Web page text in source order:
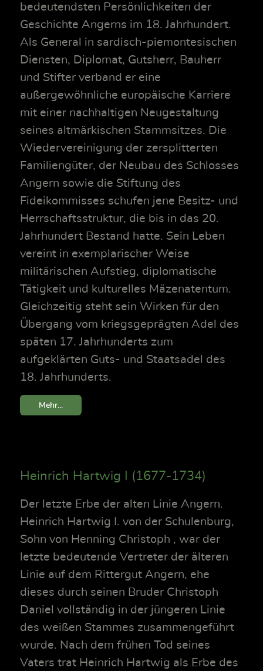
bedeutendsten Persönlichkeiten der
Geschichte Angerns im 18. Jahrhundert.
Als General in sardisch-piemontesischen
Diensten, Diplomat, Gutsherr, Bauherr
und Stifter verband er eine
außergewöhnliche europäische Karriere
mit einer nachhaltigen Neugestaltung
seines altmärkischen Stammsitzes. Die
Wiedervereinigung der zersplitterten
Familiengüter, der Neubau des Schlosses
Angern sowie die Stiftung des
Fideikommisses schufen jene Besitz- und
Herrschaftsstruktur, die bis in das 20.
Jahrhundert Bestand hatte. Sein Leben
vereint in exemplarischer Weise
militärischen Aufstieg, diplomatische
Tätigkeit und kulturelles Mäzenatentum.
Gleichzeitig steht sein Wirken für den
Übergang vom kriegsgeprägten Adel des
späten 17. Jahrhunderts zum
aufgeklärten Guts- und Staatsadel des
18. Jahrhunderts.
Mehr...
Heinrich Hartwig I (1677-1734)
Der letzte Erbe der alten Linie Angern.
Heinrich Hartwig I. von der Schulenburg,
Sohn von Henning Christoph , war der
letzte bedeutende Vertreter der älteren
Linie auf dem Rittergut Angern, ehe
dieses durch seinen Bruder Christoph
Daniel vollständig in der jüngeren Linie
des weißen Stammes zusammengeführt
wurde. Nach dem frühen Tod seines
Vaters trat Heinrich Hartwig als Erbe des